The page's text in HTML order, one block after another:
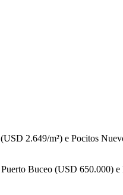
2.649/m²) e Pocitos
Buceo (USD 650.000) e